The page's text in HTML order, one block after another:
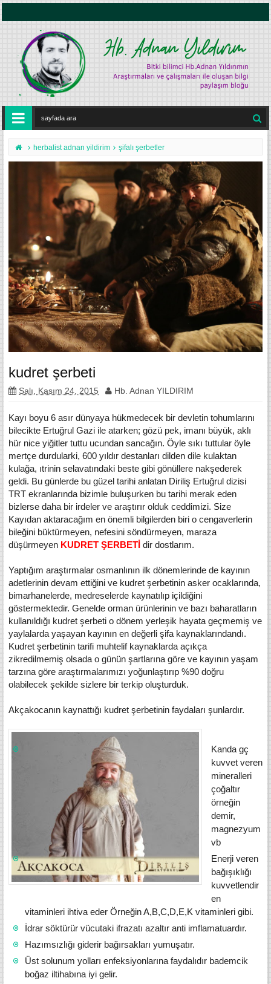
herbalist adnan yildirim şifalı şerbetler
kudret şerbeti
Salı, Kasım 24, 2015 Hb. Adnan YILDIRIM
Kayı boyu 6 asır dünyaya hükmedecek bir devletin tohumlarını
bilecikte Ertuğrul Gazi ile atarken; gözü pek, imanı büyük, aklı
hür nice yiğitler tuttu ucundan sancağın. Öyle sıkı tuttular öyle
mertçe durdularki, 600 yıldır destanları dilden dile kulaktan
kulağa, ıtrinin selavatındaki beste gibi gönüllere nakşederek
geldi. Bu günlerde bu güzel tarihi anlatan Diriliş Ertuğrul dizisi
TRT ekranlarında bizimle buluşurken bu tarihi merak eden
bizlerse daha bir irdeler ve araştırır olduk ceddimizi. Size
Kayıdan aktaracağım en önemli bilgilerden biri o cengaverlerin
bileğini büktürmeyen, nefesini söndürmeyen, maraza
düşürmeyen KUDRET ŞERBETİ dir dostlarım.
Yaptığım araştırmalar osmanlının ilk dönemlerinde de kayının
adetlerinin devam ettiğini ve kudret şerbetinin asker ocaklarında,
bimarhanelerde, medreselerde kaynatılıp içildiğini
göstermektedir. Genelde orman ürünlerinin ve bazı baharatların
kullanıldığı kudret şerbeti o dönem yerleşik hayata geçmemiş ve
yaylalarda yaşayan kayının en değerli şifa kaynaklarındandı.
Kudret şerbetinin tarifi muhtelif kaynaklarda açıkça
zikredilmemiş olsada o günün şartlarına göre ve kayının yaşam
tarzına göre araştırmalarımızı yoğunlaştırıp %90 doğru
olabilecek şekilde sizlere bir terkip oluşturduk.
Akçakocanın kaynattığı kudret şerbetinin faydaları şunlardır.
Kanda gç
kuvvet veren
mineralleri
çoğaltır
örneğin
demir,
magnezyum
vb
Enerji veren
bağışıklığı
kuvvetlendir
en
vitaminleri ihtiva eder Örneğin A,B,C,D,E,K vitaminleri gibi.
İdrar söktürür vücutaki ifrazatı azaltır anti imflamatuardır.
Hazımsızlığı giderir bağırsakları yumuşatır.
Üst solunum yolları enfeksiyonlarına faydalıdır bademcik
boğaz iltihabına iyi gelir.